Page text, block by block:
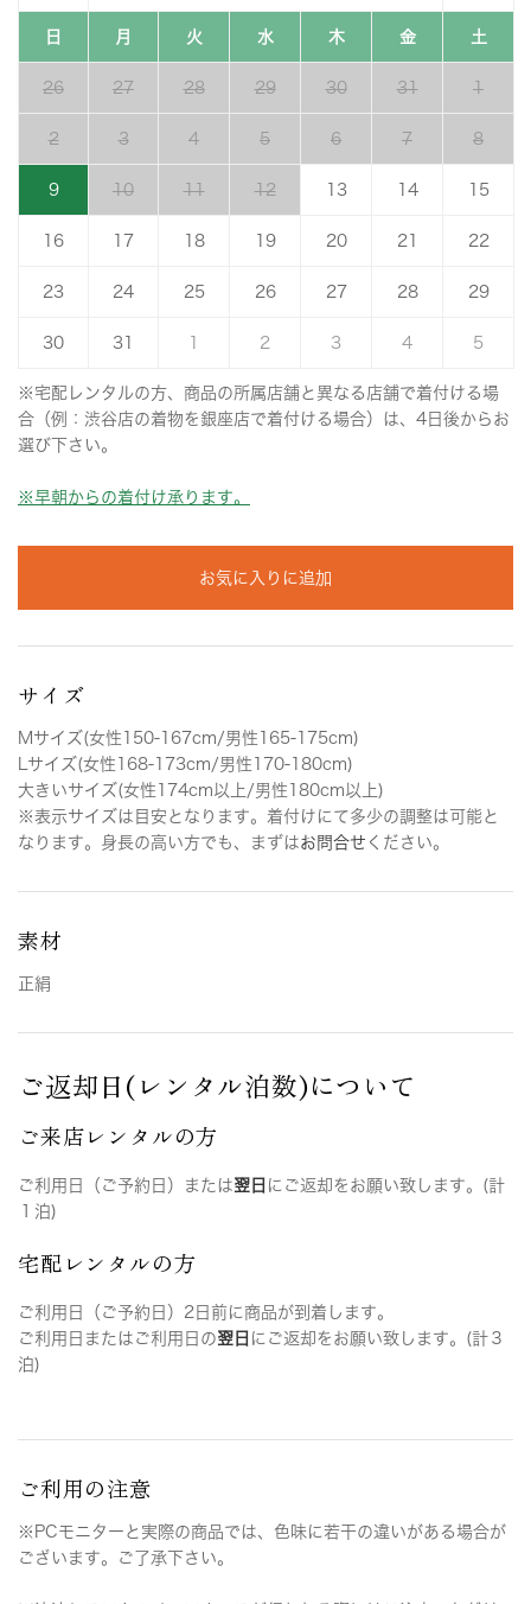
日 月 火 水 木 金 土
26 27 28 29 30 31 1
2 3 4 5 6 7 8
9 10 11 12 13 14 15
16 17 18 19 20 21 22
23 24 25 26 27 28 29
30 31 2 3 4 5
※宅配レンタルの方、商品の所属店舗と異なる店舗で着付ける場
合（例：渋谷店の着物を銀座店で着付ける場合）は、4日後からお
選び下さい。
※早朝からの着付け承ります。
お気に入りに追加
サイズ
Mサイズ(女性150-167cm/男性165-175cm)
Lサイズ(女性168-173cm/男性170-180cm)
大きいサイズ(女性174cm以上/男性180cm以上)
※表示サイズは目安となります。着付けにて多少の調整は可能と
なります。身長の高い方でも、まずはお問合せ ください。
素材
正絹
ご返却日(レンタル泊数)について
ご来店レンタルの方
ご利用日（ご予約日）または翌日 にご返却をお願い致します。(計
１泊)
宅配レンタルの方
ご利用日（ご予約日）2日前に商品が到着します。
ご利用日またはご利用日の翌日 にご返却をお願い致します。(計３
泊)
ご利用の注意
※PCモニターと実際の商品では、色味に若干の違いがある場合が
ございます。ご了承下さい。